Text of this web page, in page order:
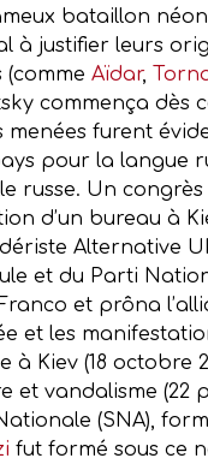
bataillon
à justifier leurs
Aïdar,
commença dès
furent
pour la langue
russe. Un
d’un bureau à
Alternative
et du Parti
et prôna
et les
Kiev (18 octobre
vandalisme (22
(SNA),
fut formé sous ce